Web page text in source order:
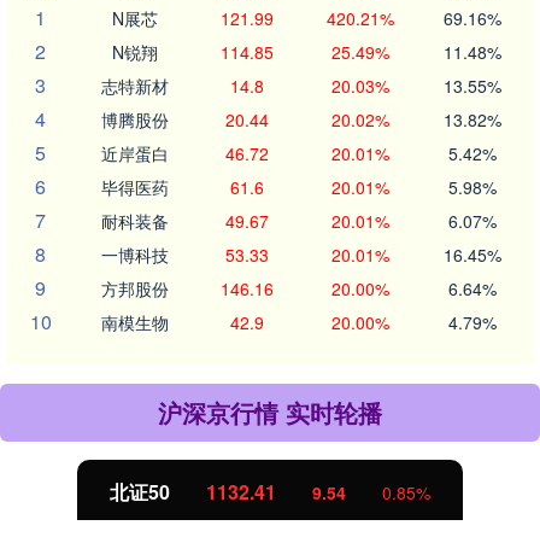
1
N展芯 121.99 420.21% 69.16%
2 N锐翔 114.85 25.49% 11.48%
3 志特新材 14.8 20.03% 13.55%
4 博腾股份 20.44 20.02% 13.82%
5 近岸蛋白 46.72 20.01% 5.42%
6 毕得医药 61.6 20.01% 5.98%
7 耐科装备 49.67 20.01% 6.07%
8 一博科技 53.33 20.01% 16.45%
9 方邦股份 146.16 20.00% 6.64%
10 南模生物 42.9 20.00% 4.79%
沪深京行情 实时轮播
北证50 1132.26 9.39 0.84%